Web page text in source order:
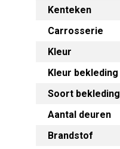
Kenteken
Carrosserie
Kleur
Kleur bekleding
Soort bekleding
Aantal deuren
Brandstof